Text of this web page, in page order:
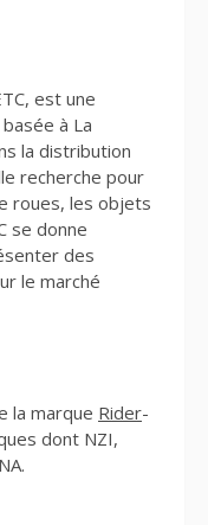
est une
à La
la distribution
recherche pour
roues, les objets
se donne
des
le marché
la marque Rider-
dont NZI,